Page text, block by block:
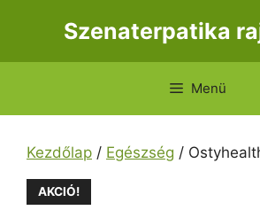
Szenaterpatika
Menü
Kezdőlap / Egészség /
AKCIÓ!